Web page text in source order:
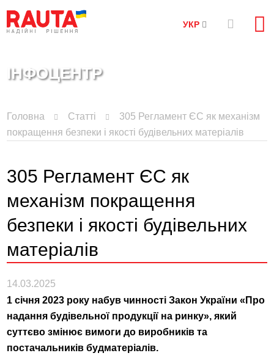
УКР
ІНФОЦЕНТР
Головна Статті
305 Регламент ЄС як механізм
покращення безпеки і якості будівельних матеріалів
305 Регламент ЄС як
механізм покращення
безпеки і якості будівельних
матеріалів
14.03.2025
1 січня 2023 року набув чинності Закон України «Про
надання будівельної продукції на ринку», який
суттєво змінює вимоги до виробників та
постачальників будматеріалів.